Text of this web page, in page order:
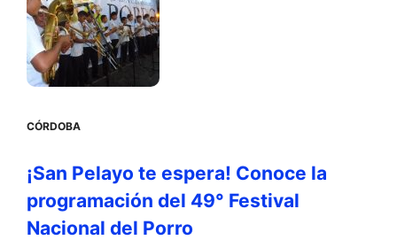
CÓRDOBA
¡San Pelayo te espera! Conoce la
programación del 49° Festival
Nacional del Porro